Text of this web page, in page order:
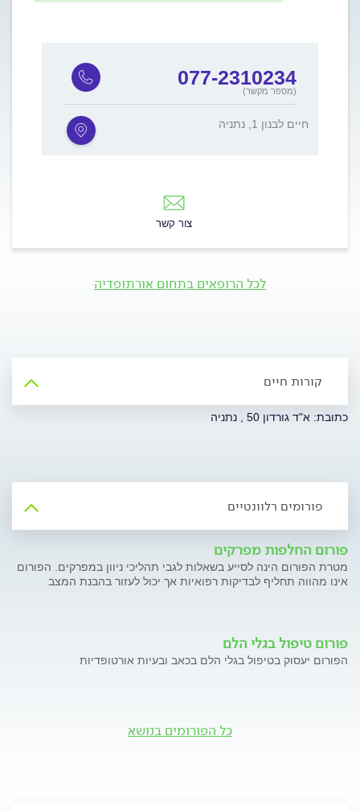
077-2310234
(מספר מקשר)
חיים לבנון 1, נתניה
צור קשר
לכל הרופאים בתחום אורתופדיה
קורות חיים
כתובת: א"ד גורדון 50 , נתניה
פורומים רלוונטיים
פורום החלפות מפרקים
מטרת הפורום הינה לסייע בשאלות לגבי תהליכי ניוון במפרקים. הפורום
אינו מהווה תחליף לבדיקות רפואיות אך יכול לעזור בהבנת המצב
פורום טיפול בגלי הלם
הפורום יעסוק בטיפול בגלי הלם בכאב ובעיות אורטופדיות
כל הפורומים בנושא